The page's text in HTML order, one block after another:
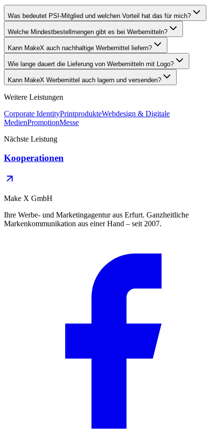
Was bedeutet PSI-Mitglied und welchen Vorteil hat das für mich?
Welche Mindestbestellmengen gibt es bei Werbemitteln?
Kann MakeX auch nachhaltige Werbemittel liefern?
Wie lange dauert die Lieferung von Werbemitteln mit Logo?
Kann MakeX Werbemittel auch lagern und versenden?
Weitere Leistungen
Corporate IdentityPrintprodukteWebdesign & Digitale
MedienPromotionMesse
Nächste Leistung
Kooperationen
Make X GmbH
Ihre Werbe- und Marketingagentur aus Erfurt. Ganzheitliche
Markenkommunikation aus einer Hand – seit 2007.